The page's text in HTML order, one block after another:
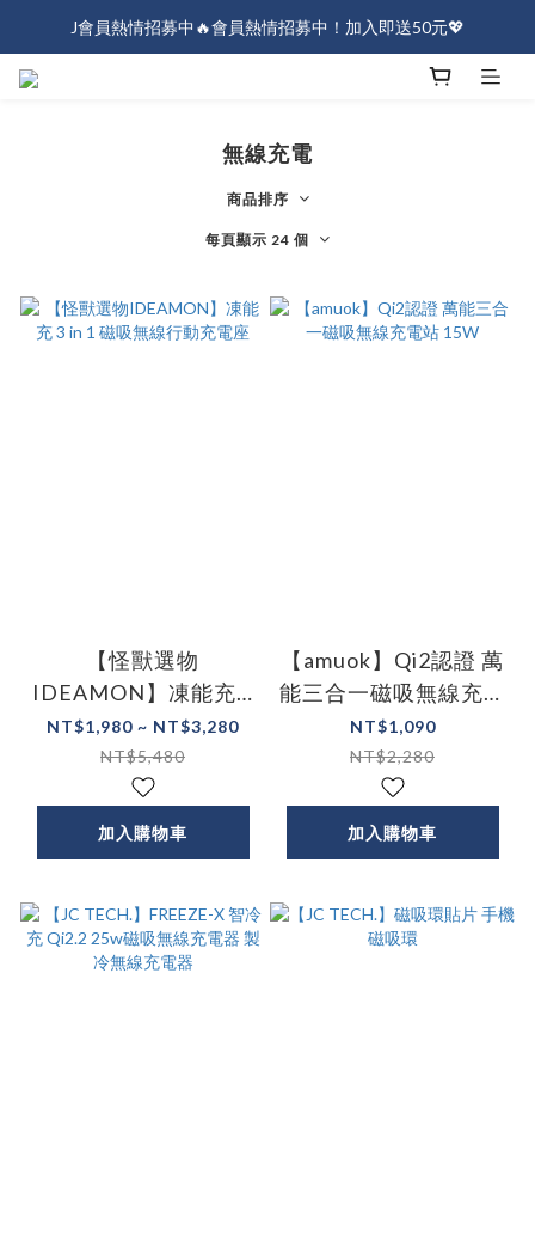
J會員熱情招募中🔥會員熱情招募中！加入即送50元💖
J會員熱情招募中🔥會員熱情招募中！加入即送50元💖
無線充電
商品排序
每頁顯示 24 個
【怪獸選物
IDEAMON】凍能充 3
in 1 磁吸無線行動充電
座
NT$1,980 ~ NT$3,280
NT$5,480
加入購物車
【amuok】Qi2認證 萬
能三合一磁吸無線充電
站 15W
NT$1,090
NT$2,280
加入購物車